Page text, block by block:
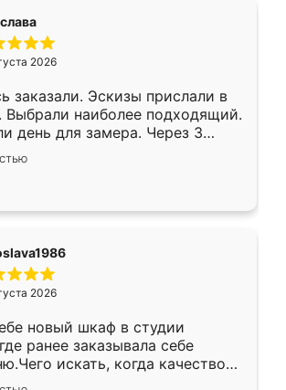
2026
заказали. Эскизы прислали в
Выбрали наиболее подходящий.
день для замера. Через 3
была уже готова. Остались
Спасибо Ренессанс
работу!
2026
новый шкаф в студии
ранее заказывала себе
искать, когда качеством
Служит кухня уже почти